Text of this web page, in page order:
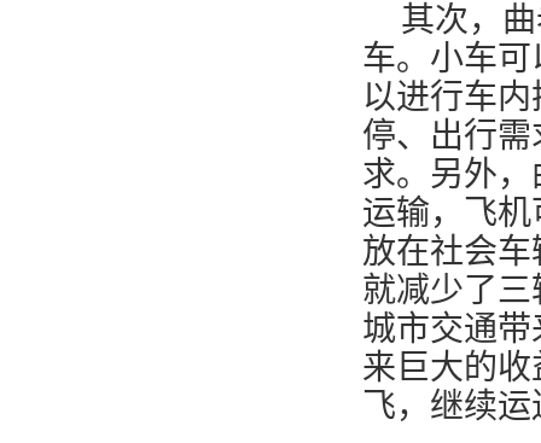
其次，
车。小车
以进行车
停、出行
求。另外
运输，飞
放在社会
就减少了
城市交通
来巨大的
飞，继续